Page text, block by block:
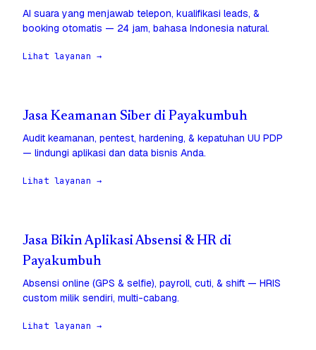
AI suara yang menjawab telepon, kualifikasi leads, &
booking otomatis — 24 jam, bahasa Indonesia natural.
Lihat layanan →
Jasa Keamanan Siber di Payakumbuh
Audit keamanan, pentest, hardening, & kepatuhan UU PDP
— lindungi aplikasi dan data bisnis Anda.
Lihat layanan →
Jasa Bikin Aplikasi Absensi & HR di
Payakumbuh
Absensi online (GPS & selfie), payroll, cuti, & shift — HRIS
custom milik sendiri, multi-cabang.
Lihat layanan →